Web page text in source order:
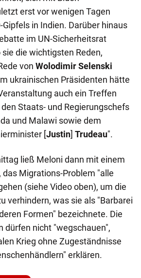
erst vor wenigen Tagen
Gipfels in Indien. Darüber hinaus
im UN-Sicherheitsrat
die wichtigsten Reden,
von Wolodimir Selenski
ukrainischen Präsidenten hätte
auch ein Treffen
Staats- und Regierungschefs
und Malawi sowie dem
[Justin] Trudeau".
ließ Meloni dann mit einem
Migrations-Problem "alle
(siehe Video oben), um die
verhindern, was sie als "Barbarei
Formen" bezeichnete. Die
dürfen nicht "wegschauen",
Krieg ohne Zugeständnisse
erklären.